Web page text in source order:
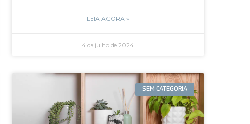
LEIA AGORA »
4 de julho de 2024
SEM CATEGORIA